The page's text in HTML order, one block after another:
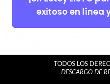
exitoso en línea
TODOS LOS
DESCARGO DE